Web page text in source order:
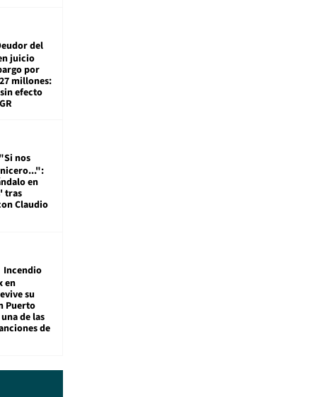
del
juicio
por
millones:
efecto
"Si nos
en
tras
Claudio
Incendio
en
su
Puerto
de las
de